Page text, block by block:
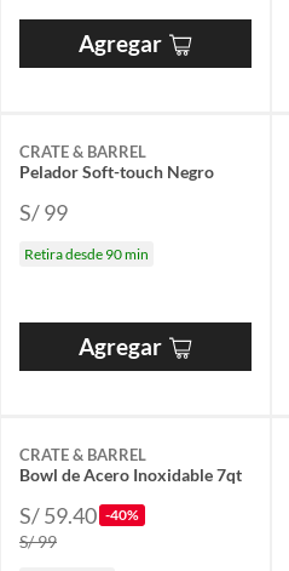
Agregar
CRATE & BARREL
Pelador Soft-touch Negro
S/ 99
Retira desde 90 min
Agregar
CRATE & BARREL
Bowl de Acero Inoxidable 7qt
S/ 59.40 -40%
S/ 99